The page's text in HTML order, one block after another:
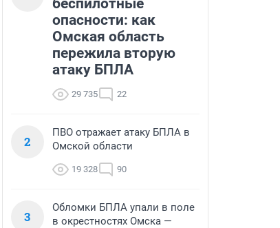
беспилотные
опасности: как
Омская область
пережила вторую
атаку БПЛА
29 735 22
2
ПВО отражает атаку БПЛА в
Омской области
19 328 90
3
Обломки БПЛА упали в поле
в окрестностях Омска —